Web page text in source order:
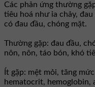
Các phản ứng thường
tiêu hoá như ỉa chảy,
có đau đầu, chóng mặt.
Thường gặp: đau đầu,
nôn, nôn, táo bón, khó
Ít gặp: mệt mỏi, tăng
hematocrit, hemoglobin,